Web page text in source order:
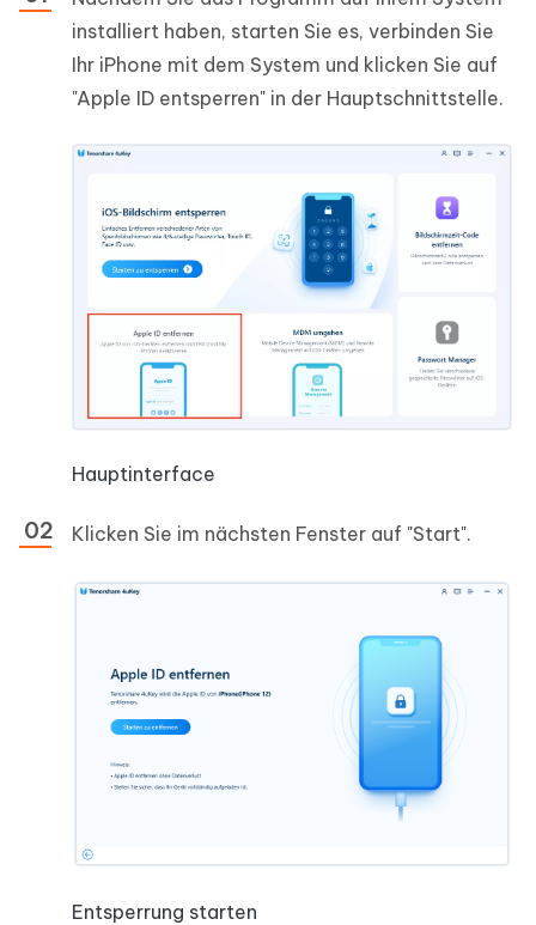
installiert haben, starten Sie es, verbinden Sie
Ihr iPhone mit dem System und klicken Sie auf
"Apple ID entsperren" in der Hauptschnittstelle.
Hauptinterface
Klicken Sie im nächsten Fenster auf "Start".
Entsperrung starten